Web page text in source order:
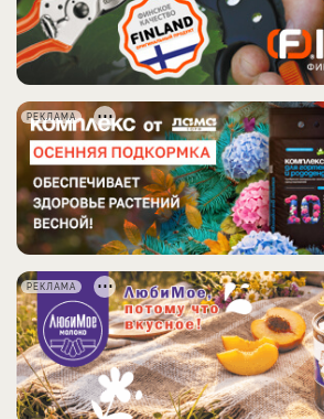
РЕКЛАМА
РЕКЛАМА